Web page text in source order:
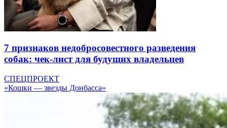
7 признаков недобросовестного разведения
собак: чек-лист для будущих владельцев
СПЕЦПРОЕКТ
«Кошки — звезды Донбасса»